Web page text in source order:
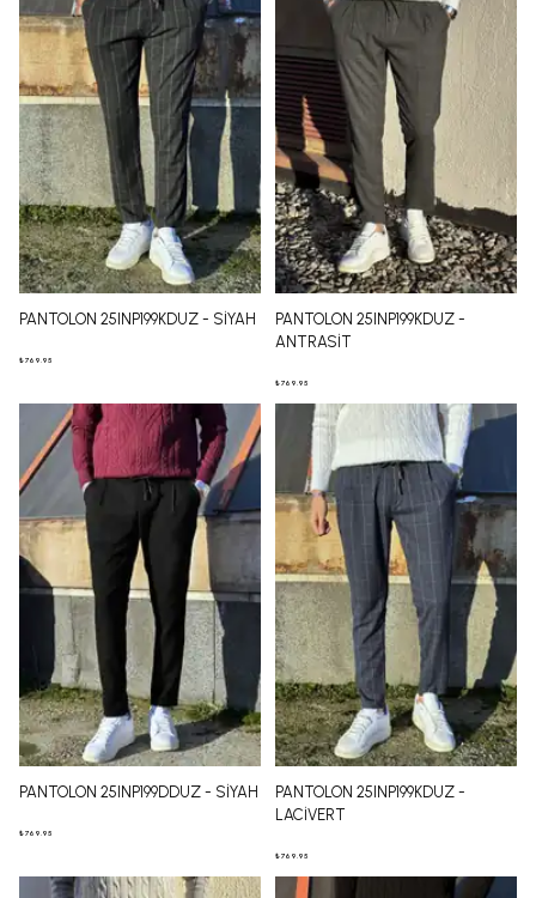
PANTOLON 25INP199KDUZ - SİYAH
₺ 769.95
PANTOLON 25INP199KDUZ -
ANTRASİT
₺ 769.95
PANTOLON 25INP199DDUZ - SİYAH
₺ 769.95
PANTOLON 25INP199KDUZ -
LACİVERT
₺ 769.95